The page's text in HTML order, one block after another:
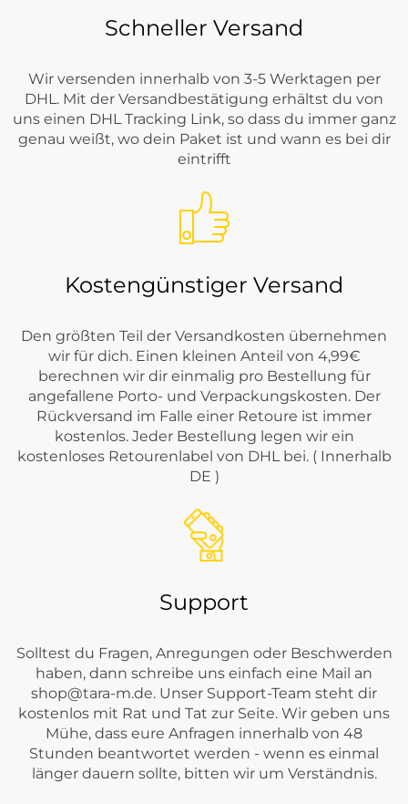
Schneller Versand
Wir versenden innerhalb von 3-5 Werktagen per
DHL. Mit der Versandbestätigung erhältst du von
uns einen DHL Tracking Link, so dass du immer ganz
genau weißt, wo dein Paket ist und wann es bei dir
eintrifft
Kostengünstiger Versand
Den größten Teil der Versandkosten übernehmen
wir für dich. Einen kleinen Anteil von 4,99€
berechnen wir dir einmalig pro Bestellung für
angefallene Porto- und Verpackungskosten. Der
Rückversand im Falle einer Retoure ist immer
kostenlos. Jeder Bestellung legen wir ein
kostenloses Retourenlabel von DHL bei. ( Innerhalb
DE )
Support
Solltest du Fragen, Anregungen oder Beschwerden
haben, dann schreibe uns einfach eine Mail an
shop@tara-m.de. Unser Support-Team steht dir
kostenlos mit Rat und Tat zur Seite. Wir geben uns
Mühe, dass eure Anfragen innerhalb von 48
Stunden beantwortet werden - wenn es einmal
länger dauern sollte, bitten wir um Verständnis.